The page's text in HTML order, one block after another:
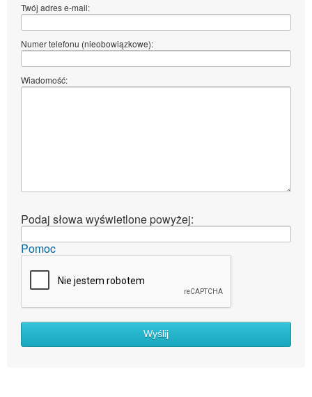
Twój adres e-mail:
Numer telefonu (nieobowiązkowe):
Wiadomość:
Podaj słowa wyświetlone powyżej:
Pomoc
Wyślij